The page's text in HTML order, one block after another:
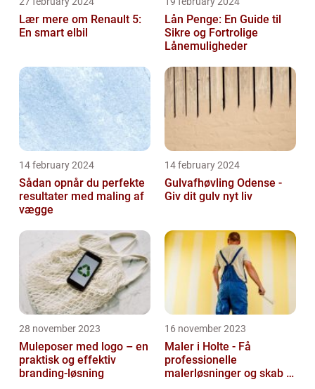
Lær mere om Renault 5:
En smart elbil
Lån Penge: En Guide til
Sikre og Fortrolige
Lånemuligheder
14 february 2024
Sådan opnår du perfekte
resultater med maling af
vægge
14 february 2024
Gulvafhøvling Odense -
Giv dit gulv nyt liv
28 november 2023
Muleposer med logo – en
praktisk og effektiv
branding-løsning
16 november 2023
Maler i Holte - Få
professionelle
malerløsninger og skab et